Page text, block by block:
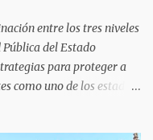
entre los tres niveles
del Estado
para proteger a
como uno de los estados